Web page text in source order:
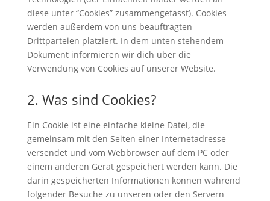
diese unter “Cookies” zusammengefasst). Cookies
werden außerdem von uns beauftragten
Drittparteien platziert. In dem unten stehendem
Dokument informieren wir dich über die
Verwendung von Cookies auf unserer Website.
2. Was sind Cookies?
Ein Cookie ist eine einfache kleine Datei, die
gemeinsam mit den Seiten einer Internetadresse
versendet und vom Webbrowser auf dem PC oder
einem anderen Gerät gespeichert werden kann. Die
darin gespeicherten Informationen können während
folgender Besuche zu unseren oder den Servern